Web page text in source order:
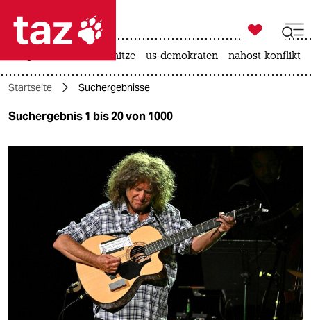
 taz zahl ich
taz zahl ich
themen
gesellschaft

taz zahl ich
hitze us-demokraten nahost-konflikt
Startseite Suchergebnisse
Suchergebnis 1 bis 20 von 1000